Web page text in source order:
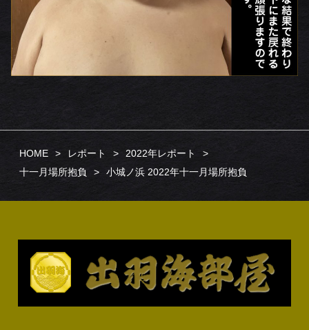
HOME レポート
2022年レポート
十一月場所抱負
小城ノ浜 2022年十一月場所抱負